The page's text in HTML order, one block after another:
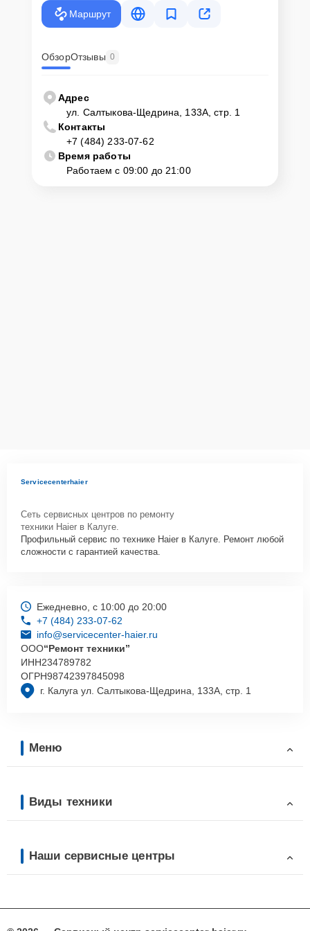
крупногабаритной техники, он может заказать курьерскую
доставку или услугу выезда мастера. Специалист приедет в
Как приехать в сервисный
центр
Клиент может самостоятельно привезти устройство на
диагностику и ремонт. Для этого нужно позвонить по телефону
горячей линии или оставить заявку, согласовать удобное время и
подъехать по адресу: г. Калуга, ул. Салтыкова-Щедрина, 133А, стр.
Маршрут
ОбзорОтзывы 0
Адрес
ул. Салтыкова-Щедрина, 133А, стр. 1
Контакты
+7 (484) 233-07-62
Время работы
Работаем с 09:00 до 21:00
Servicecenterhaier
Сеть сервисных центров по ремонту
техники Haier в Калуге.
Профильный сервис по технике Haier в Калуге. Ремонт любой
сложности с гарантией качества.
г. Калуга ул. Салтыкова-Щедрина, 133А, стр. 1
Ежедневно, с 10:00 до 20:00
+7 (484) 233-07-62
info@servicecenter-haier.ru
ООО“Ремонт техники”
ИНН234789782
ОГРН98742397845098
Меню
Виды техники
Наши сервисные центры